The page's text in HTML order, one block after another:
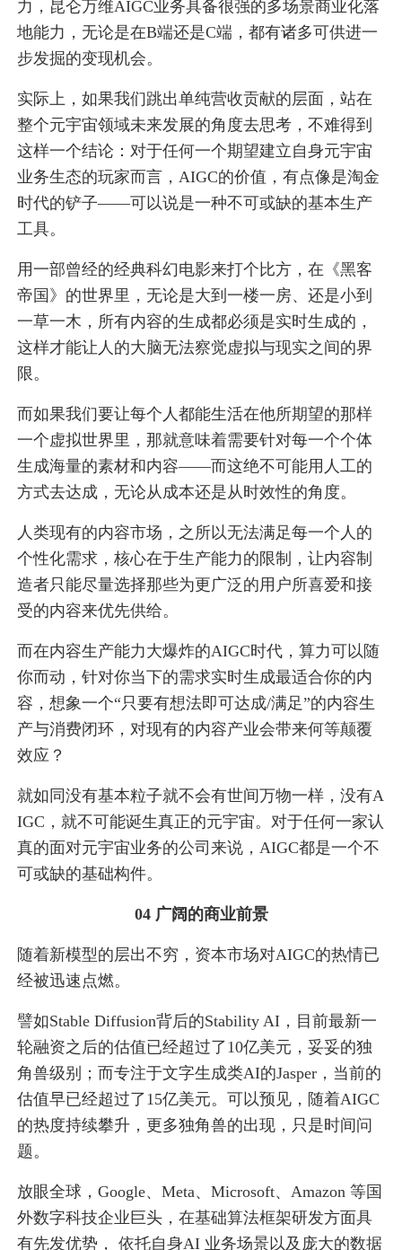
力，昆仑万维AIGC业务具备很强的多场景商业化落
地能力，无论是在B端还是C端，都有诸多可供进一
步发掘的变现机会。
实际上，如果我们跳出单纯营收贡献的层面，站在
整个元宇宙领域未来发展的角度去思考，不难得到
这样一个结论：对于任何一个期望建立自身元宇宙
业务生态的玩家而言，AIGC的价值，有点像是淘金
时代的铲子——可以说是一种不可或缺的基本生产
工具。
用一部曾经的经典科幻电影来打个比方，在《黑客
帝国》的世界里，无论是大到一楼一房、还是小到
一草一木，所有内容的生成都必须是实时生成的，
这样才能让人的大脑无法察觉虚拟与现实之间的界
限。
而如果我们要让每个人都能生活在他所期望的那样
一个虚拟世界里，那就意味着需要针对每一个个体
生成海量的素材和内容——而这绝不可能用人工的
方式去达成，无论从成本还是从时效性的角度。
人类现有的内容市场，之所以无法满足每一个人的
个性化需求，核心在于生产能力的限制，让内容制
造者只能尽量选择那些为更广泛的用户所喜爱和接
受的内容来优先供给。
而在内容生产能力大爆炸的AIGC时代，算力可以随
你而动，针对你当下的需求实时生成最适合你的内
容，想象一个“只要有想法即可达成/满足”的内容生
产与消费闭环，对现有的内容产业会带来何等颠覆
效应？
就如同没有基本粒子就不会有世间万物一样，没有A
IGC，就不可能诞生真正的元宇宙。对于任何一家认
真的面对元宇宙业务的公司来说，AIGC都是一个不
可或缺的基础构件。
04 广阔的商业前景
随着新模型的层出不穷，资本市场对AIGC的热情已
经被迅速点燃。
譬如Stable Diffusion背后的Stability AI，目前最新一
轮融资之后的估值已经超过了10亿美元，妥妥的独
角兽级别；而专注于文字生成类AI的Jasper，当前的
估值早已经超过了15亿美元。可以预见，随着AIGC
的热度持续攀升，更多独角兽的出现，只是时间问
题。
放眼全球，Google、Meta、Microsoft、Amazon 等国
外数字科技企业巨头，在基础算法框架研发方面具
有先发优势， 依托自身AI 业务场景以及庞大的数据